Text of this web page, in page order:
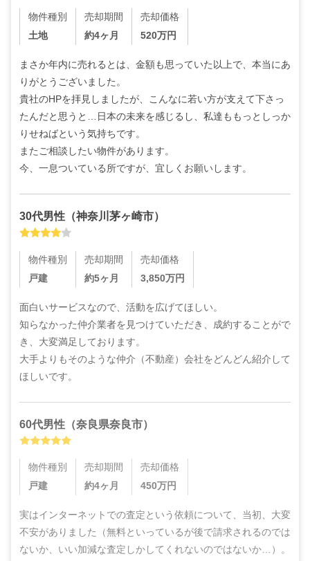
物件種別
土地
売却期間
約4ヶ月
売却価格
520万円
まさか年内に売れるとは、金額も思っていた以上で、本当にあ
りがとうございました。
貴社のHPを拝見しましたが、こんなに若い方が支えて下さっ
たんだと思うと…日本の未来を感じるし、私達ももっとしっか
りせねばという気持ちです。
またご相談したい物件があります。
今、一息ついている所ですが、宜しくお願いします。
30代男性 （神奈川茅ヶ崎市）
物件種別
戸建
売却期間
約5ヶ月
売却価格
3,850万円
面白いサービスなので、活動を広げてほしい。
知らなかった仲介業者を見つけていただき、成約することがで
き、大変満足しております。
大手よりもそのような仲介（不動産）会社をどんどん紹介して
ほしいです。
60代男性 （奈良県奈良市）
物件種別
戸建
売却期間
約4ヶ月
売却価格
450万円
実はインターネットでの査定という依頼について、当初、大変
不安がありました（無料といっているが後で請求されるのでは
ないか、いい加減な査定しかしてくれないのではないか…）。